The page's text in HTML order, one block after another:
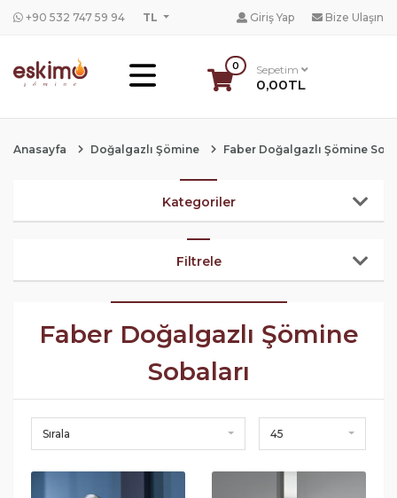
+90 532 747 59 94 TL Giriş Yap Bize Ulaşın
0 Sepetim
0,00TL
Anasayfa Doğalgazlı Şömine Faber Doğalgazlı Şömine
Kategoriler
Filtrele
Faber Doğalgazlı Şömine
Sobaları
Sırala 45